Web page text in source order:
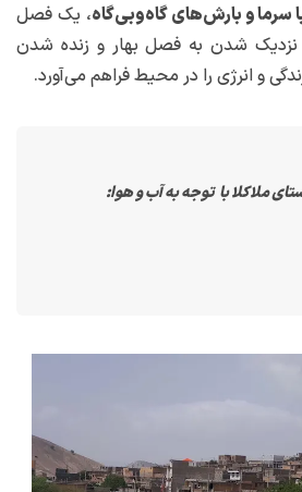
سرما و بارش‌های گاه‌وبی‌گاه، یک فصل
نزدیک شدن به فصل بهار و زنده شدن
و انرژی را در محیط فراهم می‌آورد.
ملاکلا با توجه به آب و هوا: